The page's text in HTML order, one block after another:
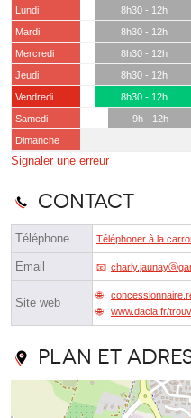
Lundi 8h30 - 12h
Mardi
8h30 - 12h
Mercredi
8h30 - 12h
Jeudi
8h30 - 12h
Vendredi
8h30 - 12h
Samedi
9h - 12h
Dimanche
Signaler une erreur
Contact
Téléphone Téléphoner à la
Email
Site web
www.dacia.fr/
Plan et